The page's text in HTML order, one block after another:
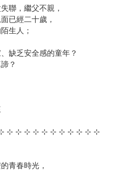
聯，繼父不親，
已經二十歲，
生人；
缺乏安全感的童年？
？
⊹ ⊹ ⊹ ⊹ ⊹ ⊹ ⊹ ⊹ ⊹ ⊹ ⊹
青春時光，